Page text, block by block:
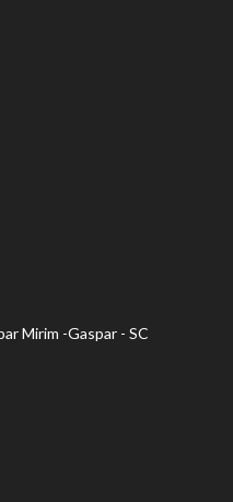
Mirim -Gaspar - SC